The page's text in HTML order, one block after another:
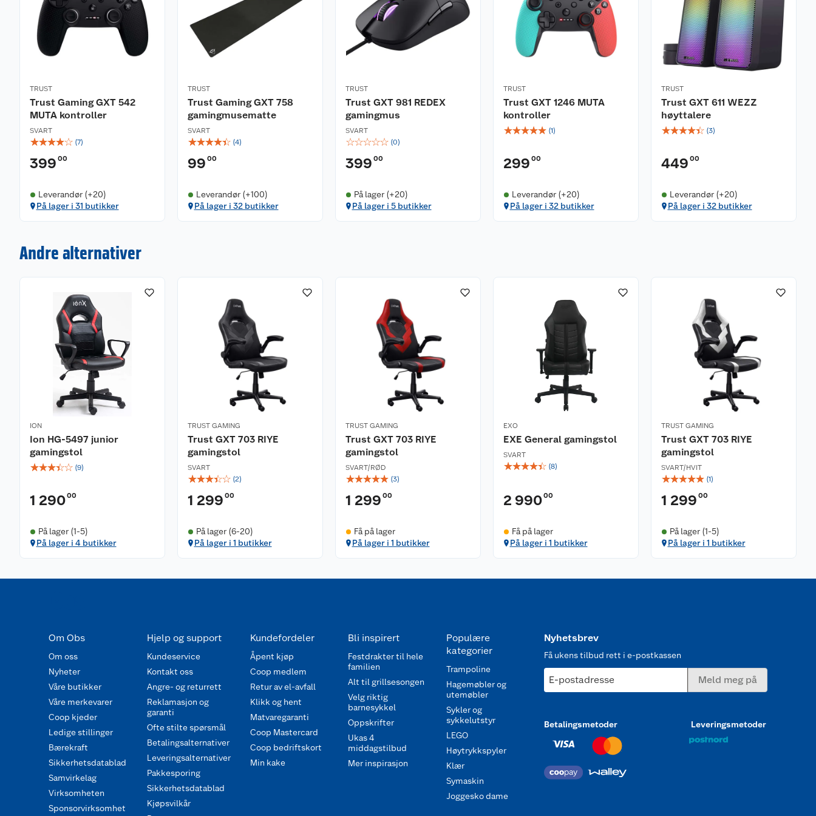
TRUST
Trust Gaming GXT 542
MUTA kontroller
SVART
☆☆☆☆☆ (7)
399 00
Leverandør (+20)
På lager i 31 butikker
TRUST
Trust Gaming GXT 758
gamingmusematte
SVART
☆☆☆☆☆ (4)
99 00
Leverandør (+100)
På lager i 32 butikker
TRUST
Trust GXT 981 REDEX
gamingmus
SVART
☆☆☆☆☆ (0)
399 00
På lager (+20)
På lager i 5 butikker
TRUST
Trust GXT 1246 MUTA
kontroller
☆☆☆☆☆ (1)
299 00
Leverandør (+20)
På lager i 32 butikker
TRUST
Trust GXT 611 WEZZ
høyttalere
☆☆☆☆☆ (3)
449 00
Leverandør (+20)
På lager i 32 butikker
Andre alternativer
ION
Ion HG-5497 junior
gamingstol
☆☆☆☆☆ (9)
1 29000
På lager (1-5)
På lager i 4 butikker
TRUST GAMING
Trust GXT 703 RIYE
gamingstol
SVART
☆☆☆☆☆ (2)
1 299 00
På lager (6-20)
På lager i 1 butikker
TRUST GAMING
Trust GXT 703 RIYE
gamingstol
SVART/RØD
☆☆☆☆☆ (3)
1 299 00
Få på lager
På lager i 1 butikker
EXO
EXE General gamingstol
SVART
☆☆☆☆☆ (8)
2 99000
Få på lager
På lager i 1 butikker
TRUST GAMING
Trust GXT 703 RIYE
gamingstol
SVART/HVIT
☆☆☆☆☆ (1)
1 299 00
På lager (1-5)
På lager i 1 butikker
Om Obs
Om oss
Nyheter
Våre butikker
Våre merkevarer
Coop kjeder
Ledige stillinger
Bærekraft
Sikkerhetsdatablad
Samvirkelag
Virksomheten
Sponsorvirksomhet
Hjelp og support
Kundeservice
Kontakt oss
Angre- og returrett
Reklamasjon og
garanti
Ofte stilte spørsmål
Betalingsalternativer
Leveringsalternativer
Pakkesporing
Sikkerhetsdatablad
Kjøpsvilkår
Kundefordeler
Åpent kjøp
Coop medlem
Retur av el-avfall
Klikk og hent
Matvaregaranti
Coop Mastercard
Coop bedriftskort
Min kake
Bli inspirert
Festdrakter til hele
familien
Alt til grillsesongen
Velg riktig
barnesykkel
Oppskrifter
Ukas 4
middagstilbud
Mer inspirasjon
Populære
kategorier
Trampoline
Hagemøbler og
utemøbler
Sykler og
sykkelutstyr
LEGO
Høytrykkspyler
Klær
Symaskin
Joggesko dame
Nyhetsbrev
Få ukens tilbud rett i e-postkassen
E-postadresse Meld meg på
Betalingsmetoder Leveringsmetoder